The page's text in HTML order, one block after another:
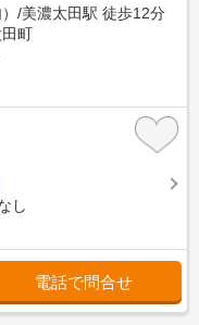
/美濃太田駅 徒歩12分
町
し
電話で問合せ